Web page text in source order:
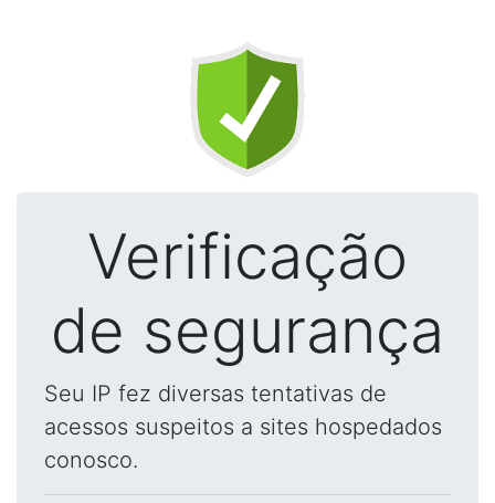
Verificação
de segurança
Seu IP fez diversas tentativas de
acessos suspeitos a sites hospedados
conosco.